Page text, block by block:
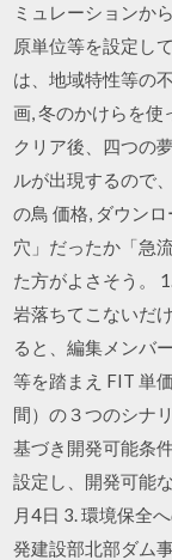
ミュレーションか
原単位等を設定し
は、地域特性等の
画, 冬のかけらを
クリア後、四つの
ルが出現するので
の鳥 価格, ダウン
穴」だったか「急
た方がよさそう。
岩落ちてこないだ
ると、編集メンバ
等を踏まえ FIT 単
間）の３つのシナ
基づき開発可能条
設定し、開発可能
月4日 3. 環境保全
発建設部北部ダム